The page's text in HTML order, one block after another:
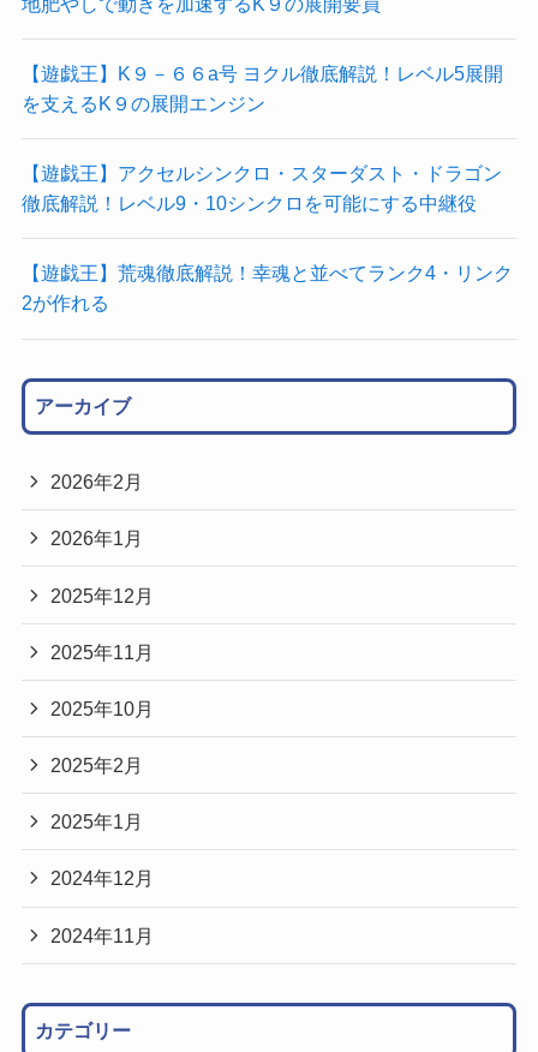
【遊戯王】K９－６６a号 ヨクル徹底解説！レベル5展開
を支えるK９の展開エンジン
【遊戯王】アクセルシンクロ・スターダスト・ドラゴン
徹底解説！レベル9・10シンクロを可能にする中継役
【遊戯王】荒魂徹底解説！幸魂と並べてランク4・リンク
2が作れる
アーカイブ
2026年2月
2026年1月
2025年12月
2025年11月
2025年10月
2025年2月
2025年1月
2024年12月
2024年11月
カテゴリー